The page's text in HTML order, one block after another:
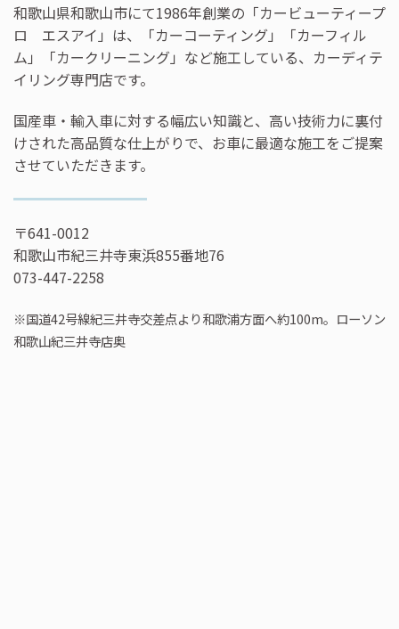
和歌山県和歌山市にて1986年創業の「カービューティープ
ロ エスアイ」は、「カーコーティング」「カーフィル
ム」「カークリーニング」など施工している、カーディテ
イリング専門店です。
国産車・輸入車に対する幅広い知識と、高い技術力に裏付
けされた高品質な仕上がりで、お車に最適な施工をご提案
させていただきます。
〒641-0012
和歌山市紀三井寺東浜855番地76
073-447-2258
※国道42号線紀三井寺交差点より和歌浦方面へ約100m。ローソン
和歌山紀三井寺店奥